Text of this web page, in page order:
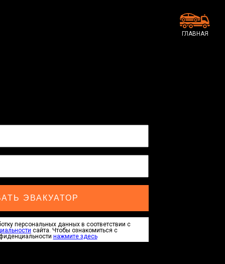
ГЛАВНАЯ
ЭВАКУАТОР
персональных данных в соответствии с
сайта. Чтобы ознакомиться с
нажмите здесь